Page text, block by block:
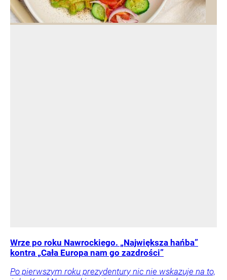
Wrze po roku Nawrockiego. „Największa hańba”
kontra „Cała Europa nam go zazdrości”
Po pierwszym roku prezydentury nic nie wskazuje na to,